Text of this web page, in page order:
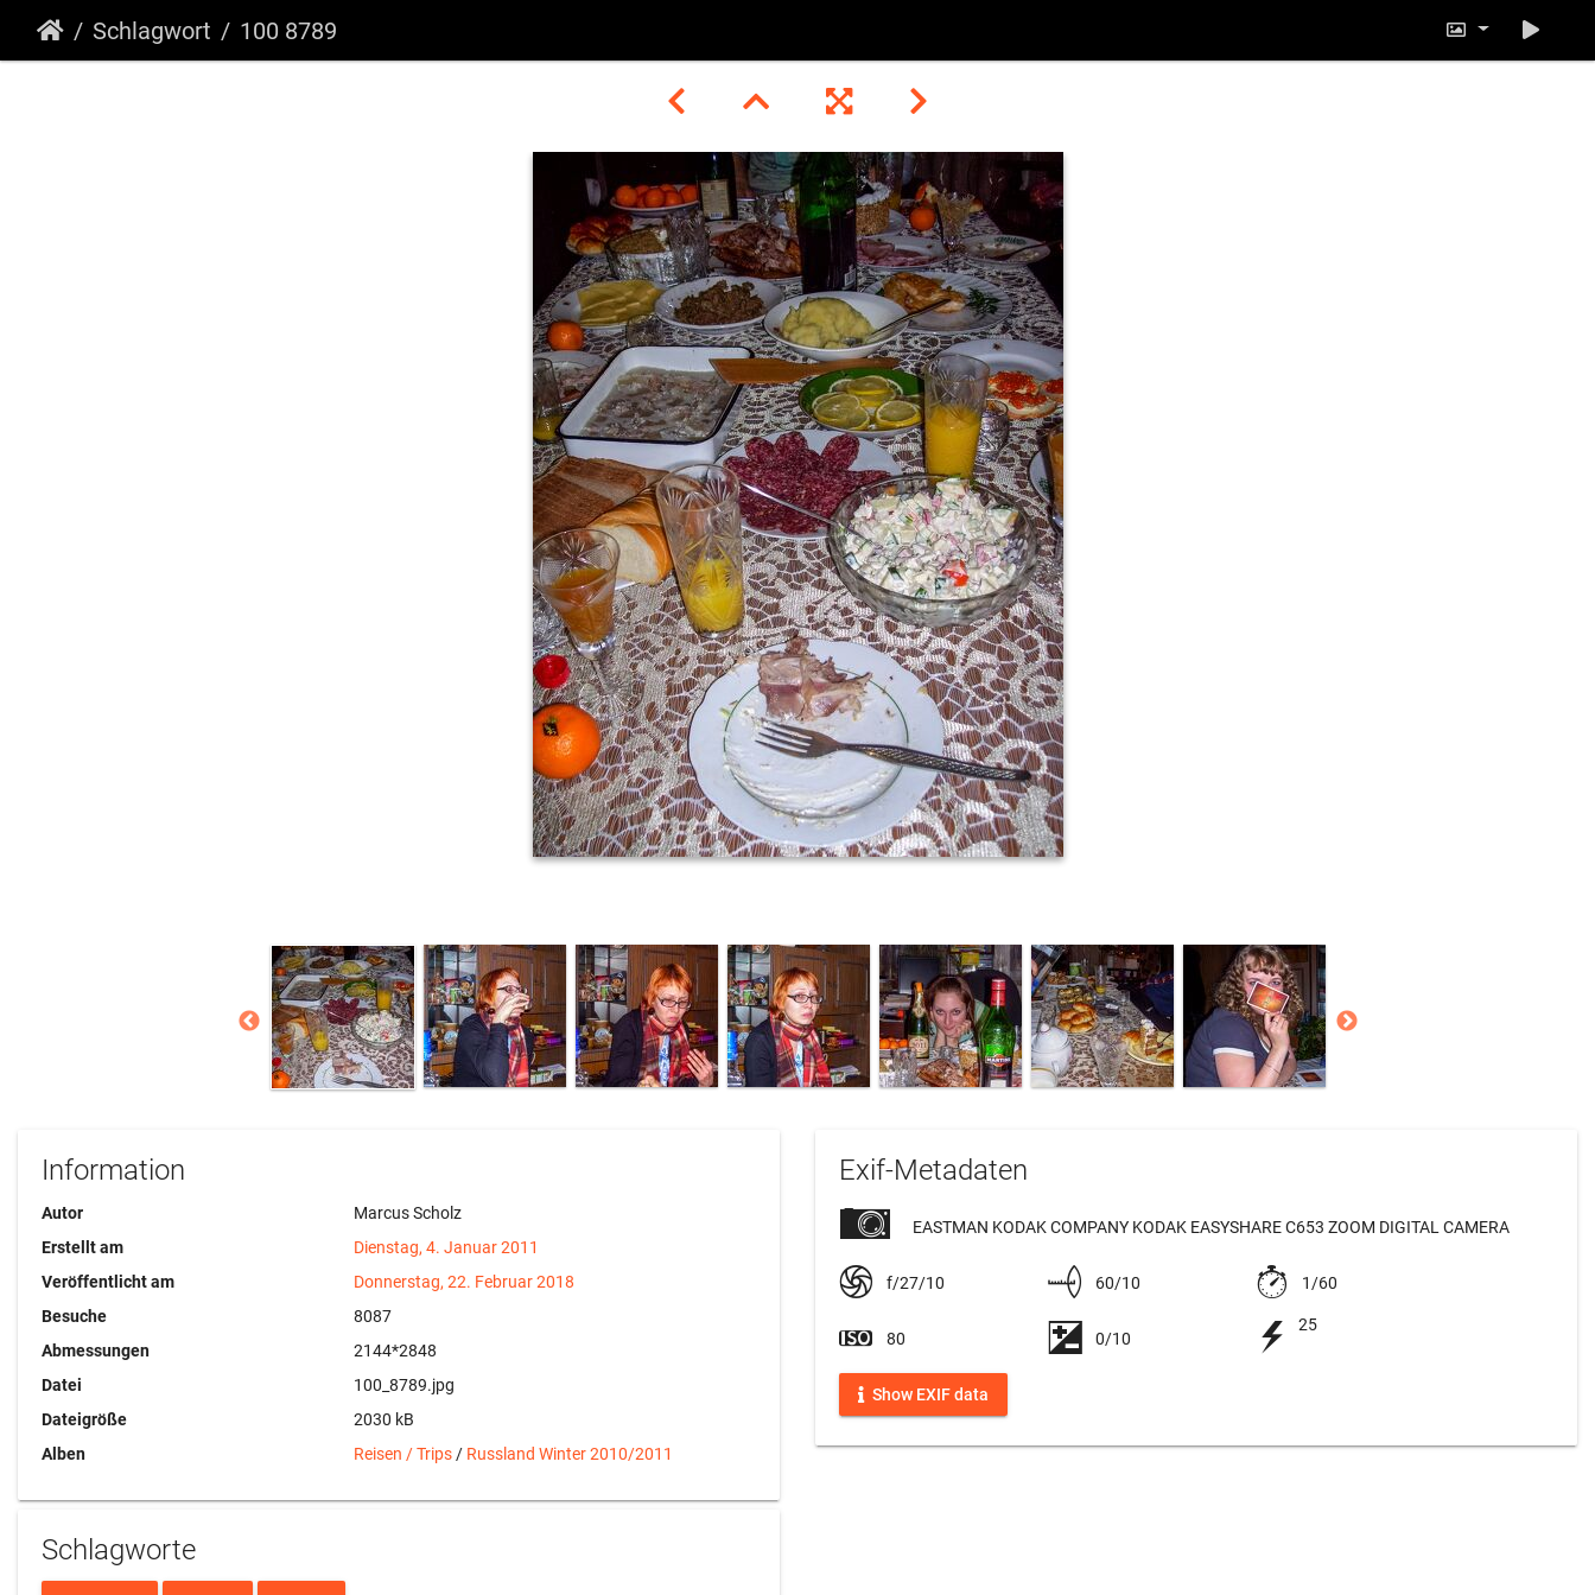
Schlagwort 100 8789
Information
Autor
Marcus Scholz
Erstellt am
Dienstag, 4. Januar 2011
Veröffentlicht am
Donnerstag, 22. Februar 2018
Besuche
8087
Abmessungen
2144*2848
Datei
100_8789.jpg
Dateigröße
2030 kB
Alben
Reisen / Trips / Russland Winter 2010/2011
Schlagworte
Exif-Metadaten
EASTMAN KODAK COMPANY KODAK EASYSHARE C653 ZOOM DIGITAL CAMERA
f/27/10 60/10 1/60
80 0/10
25
Show EXIF data